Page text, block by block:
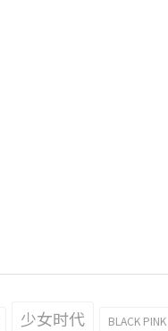
少女时代 BLACK PINK